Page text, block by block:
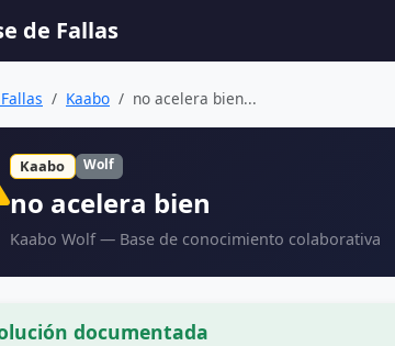
de Fallas
Kaabo no acelera bien...
Kaabo Wolf
no acelera bien
Kaabo Wolf — Base de conocimiento colaborativa
documentada